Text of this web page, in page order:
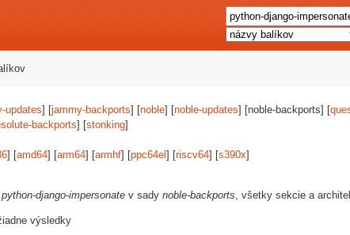
updates] [jammy-backports] [noble] [noble-updates] [noble-backports] [
backports] [stonking]
] [amd64] [arm64] [armhf] [ppc64el ] [riscv64] [s390x]
python-django-impersonate v sady noble-backports, všetky sekcie a
výsledky